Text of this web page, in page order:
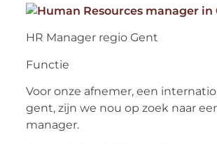
HR Manager regio Gent
Functie
Voor onze afnemer, een
gent, zijn we nou op zoek naar
manager.